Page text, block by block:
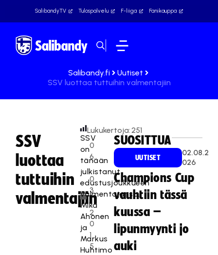
SalibandyTV Tulospalvelu F-liiga Fanikauppa
Salibandy.fi
Uutiset
SSV luottaa tuttuihin valmentajiin
SSV
luottaa
tuttuihin
valmentajiin
0
6
.
0
3
.
2
0
1
5
Lukukertoja:251
SSV
on
tänään
julkistanut
edustusjoukkueen
valmentajansa.
Mika
Ahonen
ja
Markus
Huhtimo
SUOSITTUA
UUTISET
02.08.2
026
Champions Cup
vauhtiin tässä
kuussa –
lipunmyynti jo
auki